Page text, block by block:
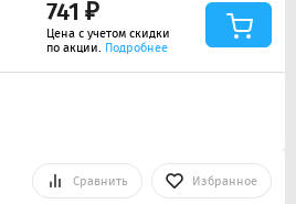
741 ₽
Цена с учетом скидки
по акции. Подробнее
Сравнить Избранное